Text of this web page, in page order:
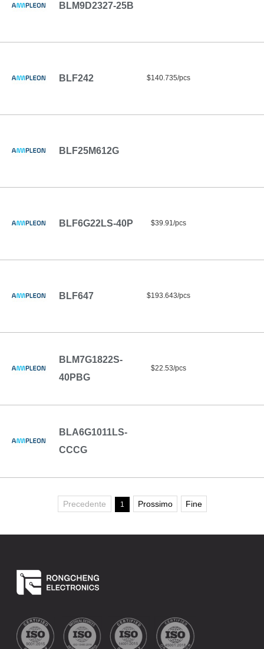
BLM9D2327-25B
BLF242 $140.735/pcs
BLF25M612G
BLF6G22LS-40P $39.91/pcs
BLF647 $193.643/pcs
BLM7G1822S-
40PBG
$22.53/pcs
BLA6G1011LS-
CCCG
Precedente 1 Prossimo Fine